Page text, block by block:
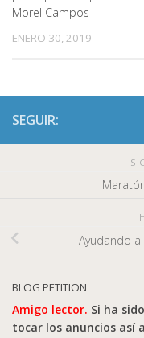
Morel Campos
ENERO 30, 2019
SEGUIR:
Ayudando
BLOG PETITION
Amigo lector. Si ha
tocar los anuncios así